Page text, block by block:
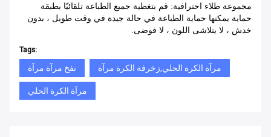
مجموعة طلاء احترافية: قم بتغطية جميع الطباعة تلقائيًا بطبقة
حماية يمكنها حماية الطباعة في حالة جيدة في وقت طويل ، بدون
خدش ، لا يتلاشى اللون ، لا فوضى.
Tags:
نفخ مرآة مرآة مرآة الكرة الحلي,زخرفة الكرة مرآة
مرآة الكرة الحلي